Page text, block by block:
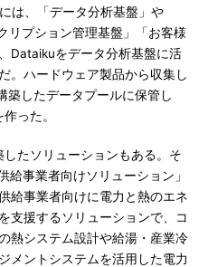
は、「データ分析基盤」や
リプション管理基盤」「お客様
Dataikuをデータ分析基盤に活
。ハードウェア製品から収集し
築したデータプールに保管し
った。
たソリューションもある。そ
事業者向けソリューション」
給事業者向けに電力と熱のエネ
支援するソリューションで、コ
熱システム設計や給湯・産業冷
メントシステムを活用した電力